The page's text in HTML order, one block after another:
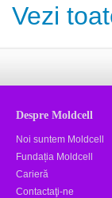
Vezi
Despre Moldcell
Noi suntem Moldcell
Fundația Moldcell
Carieră
Contactaţi-ne